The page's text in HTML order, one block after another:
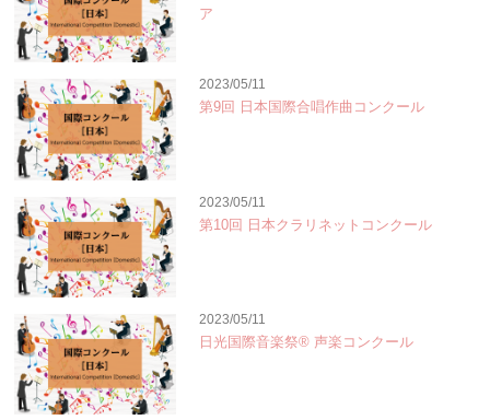
ア
2023/05/11
第9回 日本国際合唱作曲コンクール
2023/05/11
第10回 日本クラリネットコンクール
2023/05/11
日光国際音楽祭® 声楽コンクール